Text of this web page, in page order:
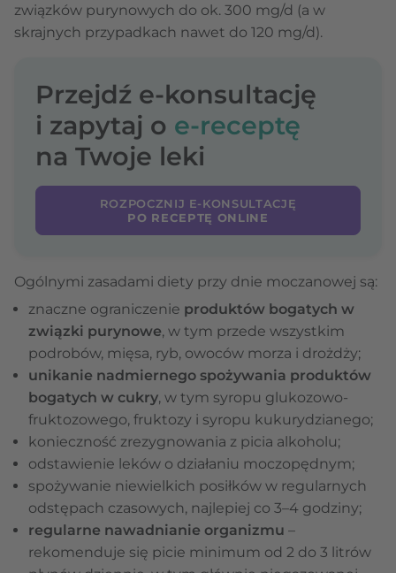
związków purynowych do ok. 300 mg/d (a w
skrajnych przypadkach nawet do 120 mg/d).
Przejdź e-konsultację
i zapytaj o e-receptę
na Twoje leki
ROZPOCZNIJ E-KONSULTACJĘ
PO RECEPTĘ ONLINE
Ogólnymi zasadami diety przy dnie moczanowej są:
znaczne ograniczenie produktów bogatych w
związki purynowe, w tym przede wszystkim
podrobów, mięsa, ryb, owoców morza i drożdży;
unikanie nadmiernego spożywania produktów
bogatych w cukry, w tym syropu glukozowo-
fruktozowego, fruktozy i syropu kukurydzianego;
konieczność zrezygnowania z picia alkoholu;
odstawienie leków o działaniu moczopędnym;
spożywanie niewielkich posiłków w regularnych
odstępach czasowych, najlepiej co 3–4 godziny;
regularne nawadnianie organizmu –
rekomenduje się picie minimum od 2 do 3 litrów